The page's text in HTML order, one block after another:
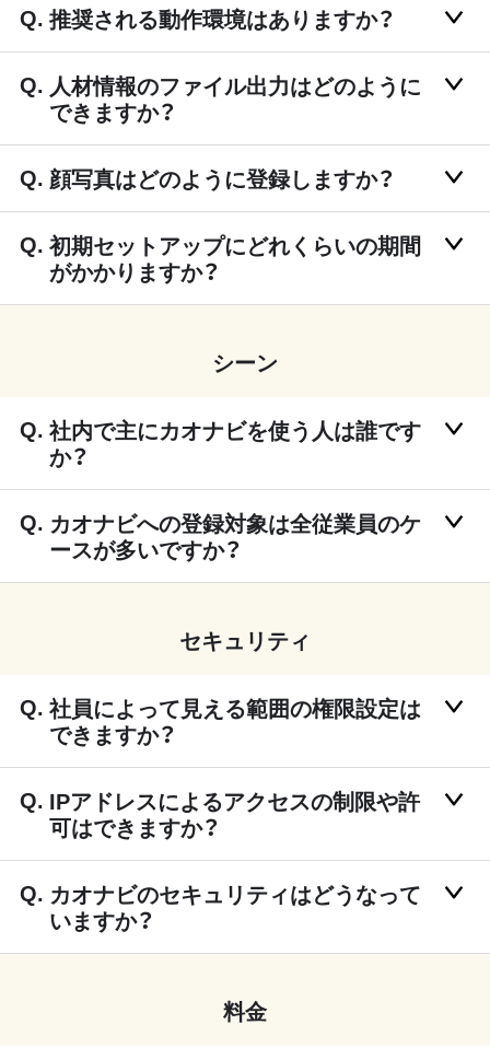
推奨される動作環境はありますか？
人材情報のファイル出力はどのように
できますか？
顔写真はどのように登録しますか？
初期セットアップにどれくらいの期間
がかかりますか？
シーン
社内で主にカオナビを使う人は誰です
か？
カオナビへの登録対象は全従業員のケ
ースが多いですか？
セキュリティ
社員によって見える範囲の権限設定は
できますか？
IPアドレスによるアクセスの制限や許
可はできますか？
カオナビのセキュリティはどうなって
いますか？
料金